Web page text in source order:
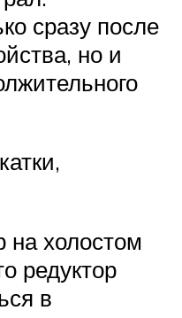
сразу после
но и
на холостом
редуктор
в